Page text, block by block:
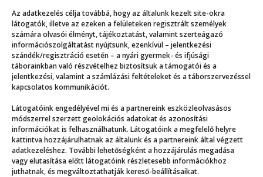
Az adatkezelés célja továbbá, hogy az általunk kezelt site-okra
látogatók, illetve az ezeken a felületeken regisztrált személyek
számára olvasói élményt, tájékoztatást, valamint szerteágazó
információszolgáltatást nyújtsunk, ezenkívül – jelentkezési
szándék/regisztráció esetén – a nyári gyermek- és ifjúsági
táborainkban való részvételhez biztosítsuk a támogatói és a
jelentkezési, valamint a számlázási feltételeket és a táborszervezéssel
kapcsolatos kommunikációt.
Látogatóink engedélyével mi és a partnereink eszközleolvasásos
módszerrel szerzett geolokációs adatokat és azonosítási
információkat is felhasználhatunk. Látogatóink a megfelelő helyre
kattintva hozzájárulhatnak az általunk és a partnereink által végzett
adatkezeléshez. További lehetőségként a hozzájárulás megadása
vagy elutasítása előtt látogatóink részletesebb információkhoz
juthatnak, és megváltoztathatják kereső-beállításaikat.
Még több